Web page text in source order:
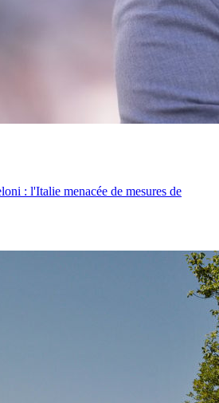
: l'Italie menacée de mesures de